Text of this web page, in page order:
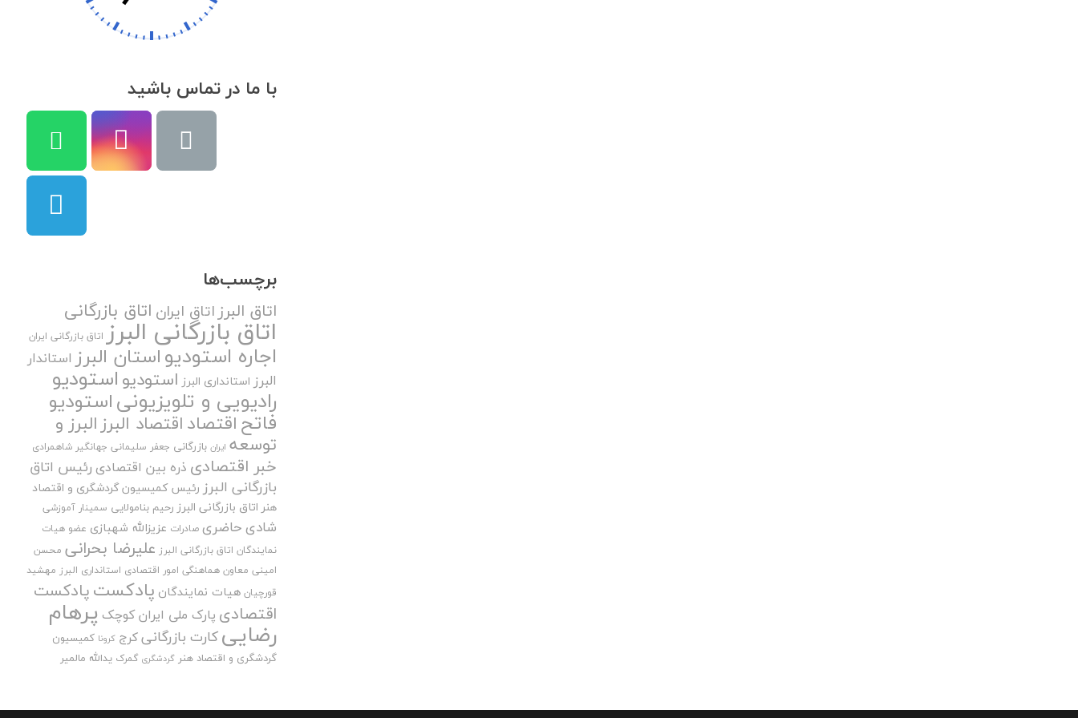
با ما در تماس باشید
برچسب‌ها
اتاق البرزاتاق ایران اتاق بازرگانی
اتاق بازرگانی البرز اتاق بازرگانی ایران
اجاره استودیواستان البرز استاندار
البرز استانداری البرز استودیواستودیو
رادیویی و تلویزیونیاستودیو
فاتحاقتصاداقتصاد البرزالبرز و
توسعه ایران بازرگانی جعفر سلیمانی جهانگیر شاهمرادی
خبر اقتصادی ذره بین اقتصادی رئیس اتاق
بازرگانی البرز رئیس کمیسیون گردشگری و اقتصاد
هنر اتاق بازرگانی البرز رحیم بنامولایی سمینار آموزشی
شادی حاضری صادرات عزیزالله شهبازی عضو هیات
نمایندگان اتاق بازرگانی البرز علیرضا بحرانی محسن
امینی معاون هماهنگی امور اقتصادی استانداری البرز مهشید
قورچیان هیات نمایندگان پادکستپادکست
اقتصادی پارک ملی ایران کوچک پرهام
رضاییکارت بازرگانیکرج کرونا کمیسیون
گردشگری و اقتصاد هنر گردشگری گمرک یدالله مالمیر